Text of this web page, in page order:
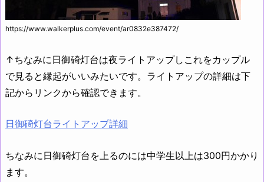
https://www.walkerplus.com/event/ar0832e387472/
↑ちなみに日御碕灯台は夜ライトアップしこれをカップル
で見ると縁起がいいみたいです。ライトアップの詳細は下
記からリンクから確認できます。
日御碕灯台ライトアップ詳細
ちなみに日御碕灯台を上るのには中学生以上は300円かかり
ます。